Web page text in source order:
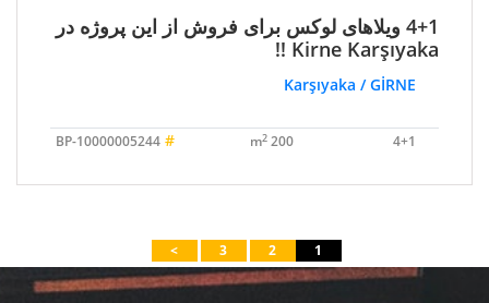
4+1 ویلاهای لوکس برای فروش از این پروژه در
Kirne Karşıyaka !!
4+1
200 m
2
#
BP-10000005244
1
2
3
>